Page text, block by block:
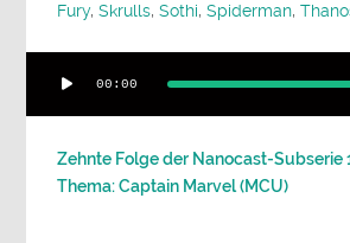
Fury,Skrulls,Sothi,Spiderman,
Player
00:00
Zehnte Folge der Nanocast-Subserie
Thema: Captain Marvel (MCU)